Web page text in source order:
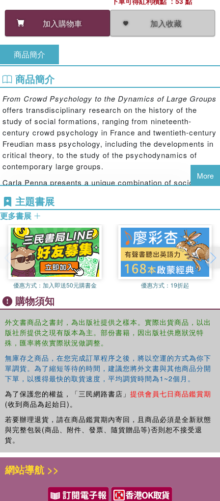
加入購物車 加入收藏
商品簡介
商品簡介
From Crowd Psychology to the Dynamics of Large Groups
offers transdisciplinary research on the history of the
study of social formations, ranging from nineteenth-
century crowd psychology in France and twentieth-century
Freudian mass psychology, including the developments in
critical theory, to the study of the psychodynamics of
contemporary large groups.
Carla Penna presents a unique combination of sociology,
formations. This book revisits the epistemological basis of
group analysis by introducing and discussing its historical
path, especially in connection with the study of large
groups and investigations of the social unconscious in
persons, groups, and societies. It also explores early work
on group relations and contemporary research on the
basic-assumption group in England, particularly Hopper's
theory of Incohesion as a fourth basic assumption.
Crowd Psychology to the Dynamics of Large Groups
enables the reader to map out the field of the unconscious
life of crowds illuminating the darkness of twenty-first
century collective movements.
The reflections in this book present new perspectives for
psychologists, psychoanalysts, group analysts,
sociologists, and historians to investigate the
psychodynamics of contemporary crowds, masses, and
social systems.
More
主題書展
更多書展
優惠方式： 加入即送50元購書金 優惠方式： 19折起
購物須知
外文書商品之書封，為出版社提供之樣本。實際出貨商品，以出
版社所提供之現有版本為主。部份書籍，因出版社供應狀況特
殊，匯率將依實際狀況做調整。
無庫存之商品，在您完成訂單程序之後，將以空運的方式為你下
單調貨。為了縮短等待的時間，建議您將外文書與其他商品分開
下單，以獲得最快的取貨速度，平均調貨時間為1~2個月。
為了保護您的權益，「三民網路書店」 提供會員七日商品鑑賞期
(收到商品為起始日)。
若要辦理退貨，請在商品鑑賞期內寄回，且商品必須是全新狀態
與完整包裝(商品、附件、發票、隨貨贈品等)否則恕不接受退
貨。
網站導航 >>